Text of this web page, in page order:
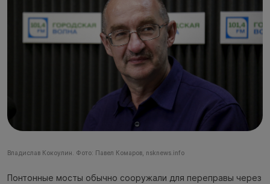
Владислав Кокоулин. Фото: Павел Комаров, nsknews.info
Понтонные мосты обычно сооружали для переправы через